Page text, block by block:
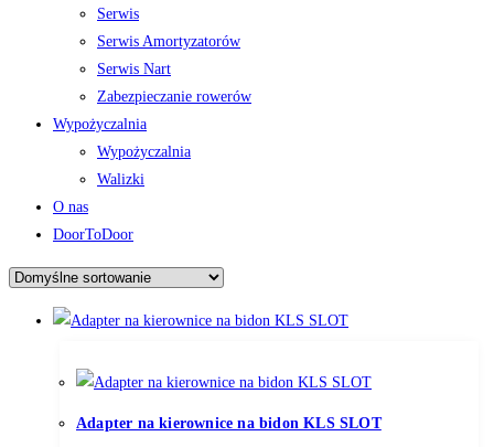
Serwis
Serwis Amortyzatorów
Serwis Nart
Zabezpieczanie rowerów
Wypożyczalnia
Wypożyczalnia
Walizki
O nas
DoorToDoor
Adapter na kierownice na bidon KLS SLOT